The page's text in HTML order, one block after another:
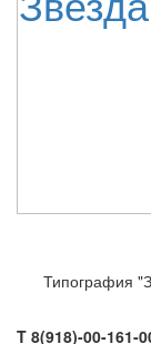
Типография
T 8(918)-00-161-